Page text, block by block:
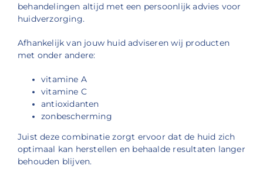
behandelingen altijd met een persoonlijk advies voor
huidverzorging.
Afhankelijk van jouw huid adviseren wij producten
met onder andere:
vitamine A
vitamine C
antioxidanten
zonbescherming
Juist deze combinatie zorgt ervoor dat de huid zich
optimaal kan herstellen en behaalde resultaten langer
behouden blijven.